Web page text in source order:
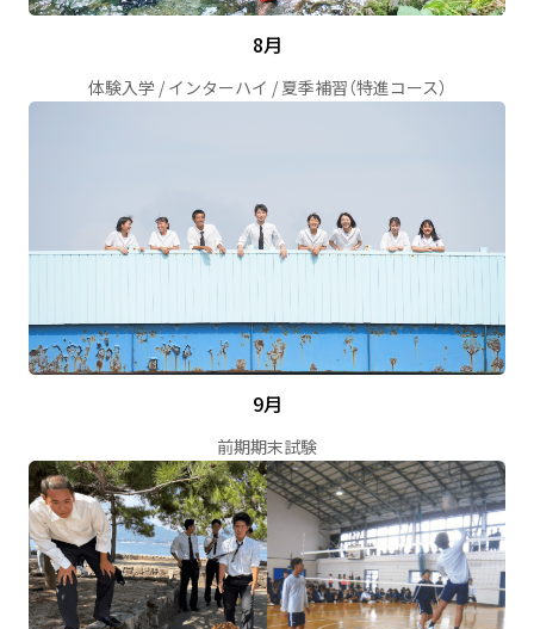
8月
体験入学 / インターハイ / 夏季補習（特進コース）
9月
前期期末試験